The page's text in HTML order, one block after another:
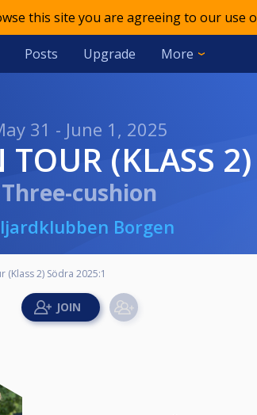
this site you are agreeing to our use
Posts Upgrade More
31 - June 1, 2025
TOUR (KLASS
Three-cushion
Borgen
(Klass 2) Södra 2025:1